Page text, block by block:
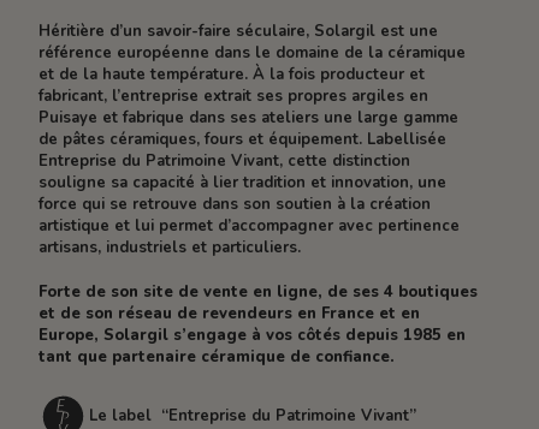
Héritière d’un savoir-faire séculaire, Solargil est une
référence européenne dans le domaine de la céramique
et de la haute température. À la fois producteur et
fabricant, l’entreprise extrait ses propres argiles en
Puisaye et fabrique dans ses ateliers une large gamme
de pâtes céramiques, fours et équipement. Labellisée
Entreprise du Patrimoine Vivant, cette distinction
souligne sa capacité à lier tradition et innovation, une
force qui se retrouve dans son soutien à la création
artistique et lui permet d’accompagner avec pertinence
artisans, industriels et particuliers.
Forte de son site de vente en ligne, de ses 4 boutiques
et de son réseau de revendeurs en France et en
Europe, Solargil s’engage à vos côtés depuis 1985 en
tant que partenaire céramique de confiance.
Le label “Entreprise du Patrimoine Vivant”